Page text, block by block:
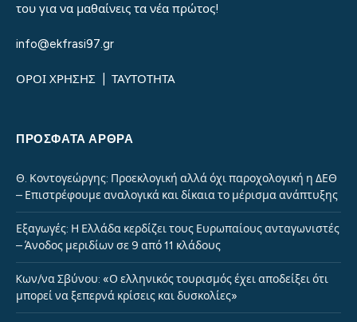
του για να μαθαίνεις τα νέα πρώτος!
info@ekfrasi97.gr
ΟΡΟΙ ΧΡΗΣΗΣ ΤΑΥΤΟΤΗΤΑ
ΠΡΌΣΦΑΤΑ ΆΡΘΡΑ
Θ. Κοντογεώργης: Προεκλογική αλλά όχι παροχολογική η ΔΕΘ
– Επιστρέφουμε αναλογικά και δίκαια το μέρισμα ανάπτυξης
Εξαγωγές: Η Ελλάδα κερδίζει τους Ευρωπαίους ανταγωνιστές
– Άνοδος μεριδίων σε 9 από 11 κλάδους
Kων/να Σβύνου: «Ο ελληνικός τουρισμός έχει αποδείξει ότι
μπορεί να ξεπερνά κρίσεις και δυσκολίες»